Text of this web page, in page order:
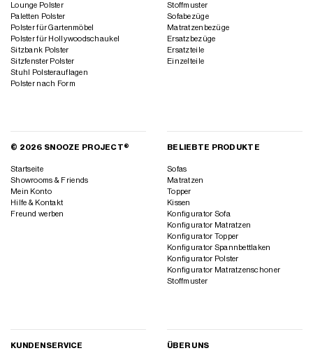
Lounge Polster
Paletten Polster
Polster für Gartenmöbel
Polster für Hollywoodschaukel
Sitzbank Polster
Sitzfenster Polster
Stuhl Polsterauflagen
Polster nach Form
Stoffmuster
Sofabezüge
Matratzenbezüge
Ersatzbezüge
Ersatzteile
Einzelteile
© 2026 SNOOZE PROJECT®
Startseite
Showrooms & Friends
Mein Konto
Hilfe & Kontakt
Freund werben
BELIEBTE PRODUKTE
Sofas
Matratzen
Topper
Kissen
Konfigurator Sofa
Konfigurator Matratzen
Konfigurator Topper
Konfigurator Spannbettlaken
Konfigurator Polster
Konfigurator Matratzenschoner
Stoffmuster
KUNDENSERVICE ÜBER UNS